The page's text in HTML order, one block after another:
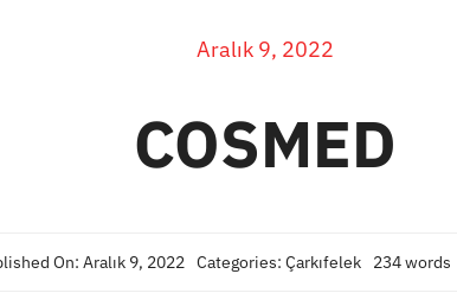
Aralık 9, 2022
COSMED
On: Aralık 9, 2022 Categories: Çarkıfelek 234 words